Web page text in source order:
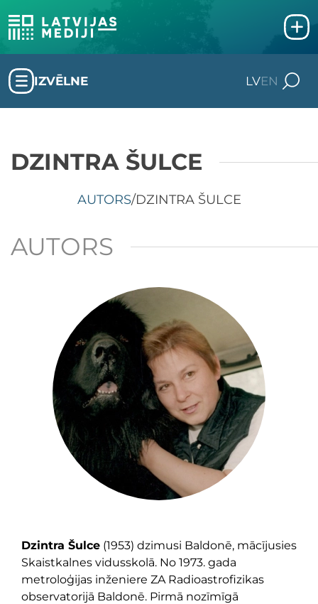
IZVĒLNE LVEN
DZINTRA ŠULCE
AUTORS/DZINTRA ŠULCE
AUTORS
Dzintra Šulce (1953) dzimusi Baldonē, mācījusies
Skaistkalnes vidusskolā. No 1973. gada
metroloģijas inženiere ZA Radioastrofizikas
observatorijā Baldonē. Pirmā nozīmīgā